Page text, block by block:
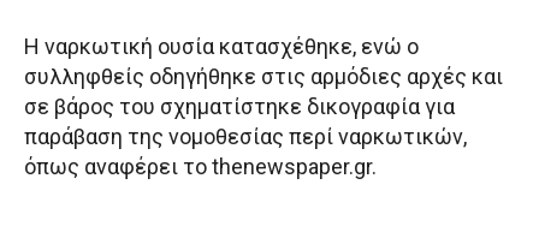
Η ναρκωτική ουσία κατασχέθηκε, ενώ ο
συλληφθείς οδηγήθηκε στις αρμόδιες αρχές και
σε βάρος του σχηματίστηκε δικογραφία για
παράβαση της νομοθεσίας περί ναρκωτικών,
όπως αναφέρει το thenewspaper.gr.